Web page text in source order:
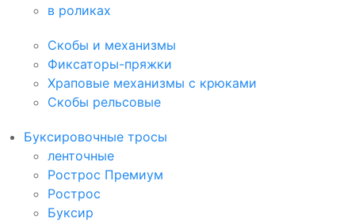
в роликах
Скобы и механизмы
Фиксаторы-пряжки
Храповые механизмы с крюками
Скобы рельсовые
Буксировочные тросы
ленточные
Рострос Премиум
Рострос
Буксир